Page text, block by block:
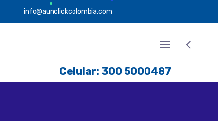
info@aunclickcolombia.com
Celular: 300 5000487